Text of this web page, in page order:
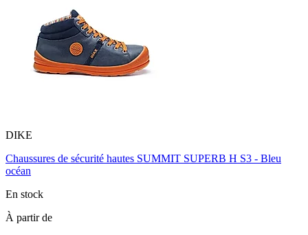
DIKE
Chaussures de sécurité hautes SUMMIT SUPERB H S3 - Bleu
océan
En stock
À partir de